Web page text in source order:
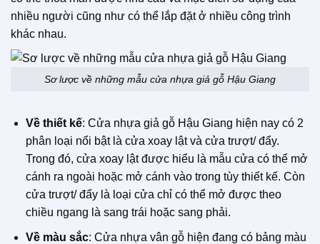
nhiều người cũng như có thể lắp đặt ở nhiều công trình
khác nhau.
Sơ lược về những mẫu cửa nhựa giả gỗ Hậu Giang
Về thiết kế: Cửa nhựa giả gỗ Hậu Giang hiện nay có 2
phân loại nổi bật là cửa xoay lật và cửa trượt/ đẩy.
Trong đó, cửa xoay lật được hiểu là mẫu cửa có thể mở
cánh ra ngoài hoặc mở cánh vào trong tùy thiết kế. Còn
cửa trượt/ đẩy là loại cửa chỉ có thể mở được theo
chiều ngang là sang trái hoặc sang phải.
Về màu sắc: Cửa nhựa vân gỗ hiện đang có bảng màu